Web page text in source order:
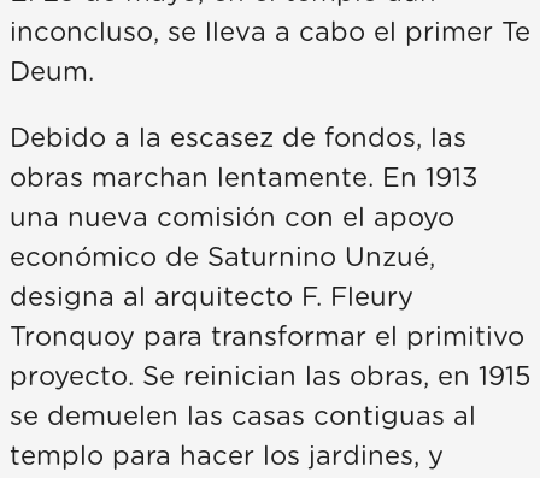
inconcluso, se lleva a cabo el primer Te
Deum.
Debido a la escasez de fondos, las
obras marchan lentamente. En 1913
una nueva comisión con el apoyo
económico de Saturnino Unzué,
designa al arquitecto F. Fleury
Tronquoy para transformar el primitivo
proyecto. Se reinician las obras, en 1915
se demuelen las casas contiguas al
templo para hacer los jardines, y